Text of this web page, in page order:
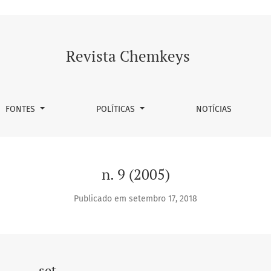
Revista Chemkeys
FONTES POLÍTICAS NOTÍCIAS
n. 9 (2005)
Publicado em setembro 17, 2018